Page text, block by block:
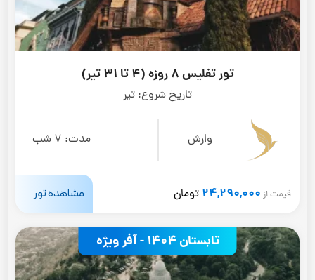
تور تفلیس 8 روزه (4 تا 31 تیر)
تاریخ شروع: تیر
وارش مدت: 7 شب
قیمت از 24,290,000 تومان مشاهده تور
تابستان 1404 - آفر ویژه